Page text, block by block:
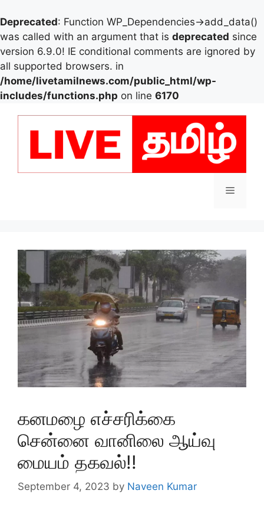
Deprecated: Function WP_Dependencies->add_data()
was called with an argument that is deprecated since
version 6.9.0! IE conditional comments are ignored by
all supported browsers. in
/home/livetamilnews.com/public_html/wp-
includes/functions.php on line 6170
Menu
கனமழை எச்சரிக்கை
சென்னை வானிலை ஆய்வு
மையம் தகவல்!!
September 4, 2023 by Naveen Kumar